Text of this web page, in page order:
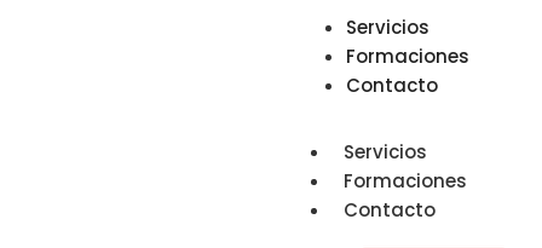
Servicios
Formaciones
Contacto
Servicios
Formaciones
Contacto